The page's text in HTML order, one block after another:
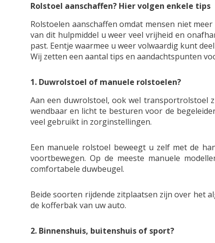
Rolstoel aanschaffen? Hier volgen enkele tips
Rolstoelen aanschaffen omdat mensen niet
van dit hulpmiddel u weer veel vrijheid en
past. Eentje waarmee u weer volwaardig kunt
Wij zetten een aantal tips en aandachtspunten
1. Duwrolstoel of manuele rolstoelen?
Aan een duwrolstoel, ook wel transportrolstoel
wendbaar en licht te besturen voor de
veel gebruikt in zorginstellingen.
Een manuele rolstoel beweegt u zelf met de
voortbewegen. Op de meeste manuele
comfortabele duwbeugel.
Beide soorten rijdende zitplaatsen zijn over het
de kofferbak van uw auto.
2. Binnenshuis, buitenshuis of sport?